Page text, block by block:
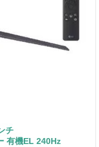
チ
有機EL 240Hz